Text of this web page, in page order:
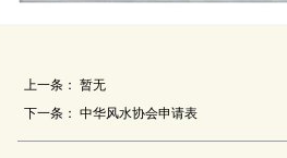
上一条： 暂无
下一条： 中华风水协会申请表